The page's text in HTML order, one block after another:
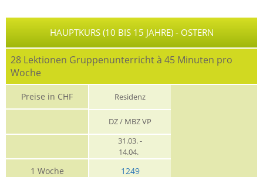
HAUPTKURS (10 BIS 15 JAHRE) - OSTERN
28 Lektionen Gruppenunterricht à 45 Minuten pro
Woche
Preise in CHF Residenz
DZ / MBZ VP
31.03. -
14.04.
1 Woche 1249